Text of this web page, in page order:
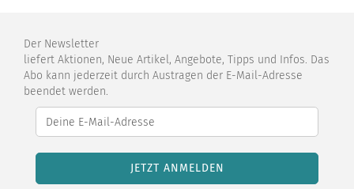
Der Newsletter
liefert Aktionen, Neue Artikel, Angebote, Tipps und Infos. Das
Abo kann jederzeit durch Austragen der E-Mail-Adresse
beendet werden.